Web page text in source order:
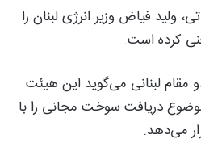
ولید فیاض وزیر انرژی لبنان را
کرده است.
مقام لبنانی می‌گوید این هیئت
دریافت سوخت مجانی را با
می‌دهد.